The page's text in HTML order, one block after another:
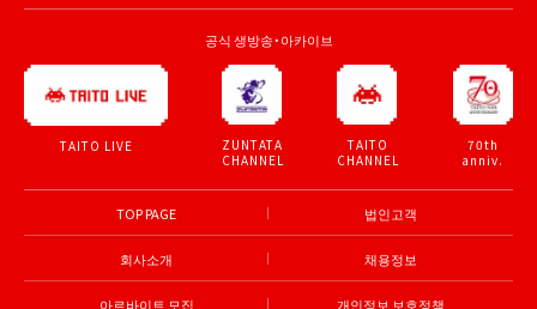
공식 생방송・아카이브
TAITO LIVE
ZUNTATA
CHANNEL
TAITO
CHANNEL
70th
anniv.
TOP PAGE 법인고객
회사소개 채용정보